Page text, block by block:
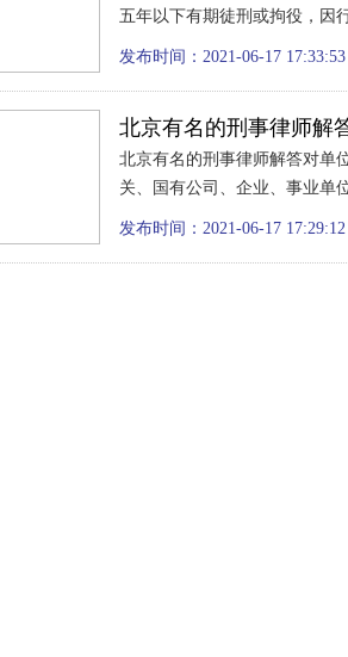
五年以下有期徒刑或拘役，因
发布时间：2021-06-17 17:33:53
北京有名的刑事律师解
北京有名的刑事律师解答对单
关、国有公司、企业、事业单
发布时间：2021-06-17 17:29:12